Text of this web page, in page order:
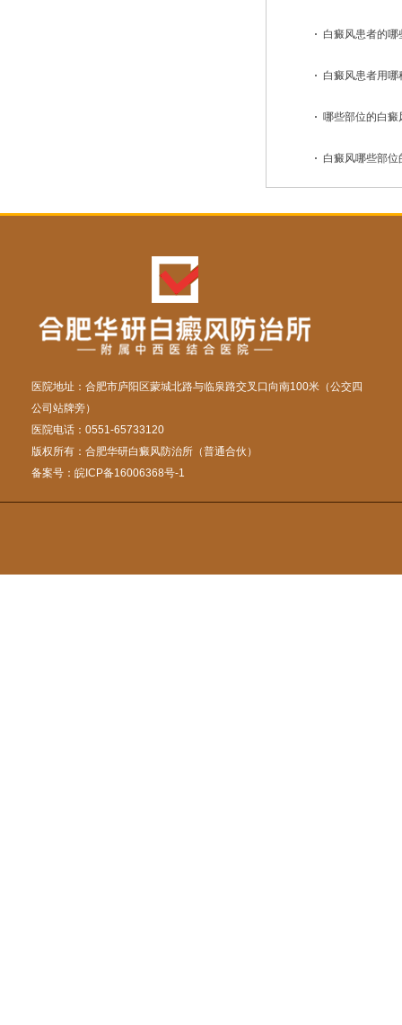
白癜风患者的哪
白癜风患者用哪
哪些部位的白癜
白癜风哪些部位
医院地址：合肥市庐阳区蒙城北路与临泉路交叉口向南100米（公交四
公司站牌旁）
医院电话：0551-65733120
版权所有：合肥华研白癜风防治所（普通合伙）
备案号： 皖ICP备16006368号-1